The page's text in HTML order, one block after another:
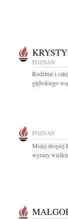
POZNAŃ
Rodzinie i
głębokiego
POZNAŃ
Mojej drogiej
wyrazy